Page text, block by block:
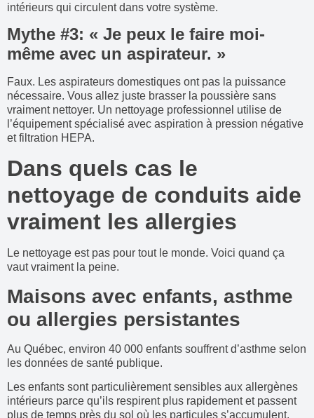
intérieurs qui circulent dans votre système.
Mythe #3: « Je peux le faire moi-
même avec un aspirateur. »
Faux. Les aspirateurs domestiques ont pas la puissance
nécessaire. Vous allez juste brasser la poussière sans
vraiment nettoyer. Un nettoyage professionnel utilise de
l’équipement spécialisé avec aspiration à pression négative
et filtration HEPA.
Dans quels cas le
nettoyage de conduits aide
vraiment les allergies
Le nettoyage est pas pour tout le monde. Voici quand ça
vaut vraiment la peine.
Maisons avec enfants, asthme
ou allergies persistantes
Au Québec, environ 40 000 enfants souffrent d’asthme selon
les données de santé publique.
Les enfants sont particulièrement sensibles aux allergènes
intérieurs parce qu’ils respirent plus rapidement et passent
plus de temps près du sol où les particules s’accumulent.